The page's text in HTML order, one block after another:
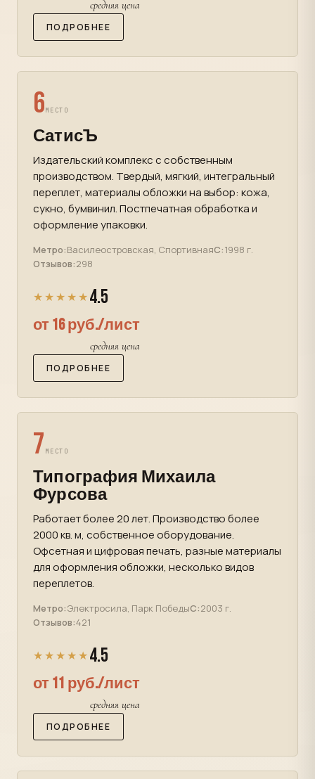
средняя цена
ПОДРОБНЕЕ
6МЕСТО
СатисЪ
Издательский комплекс с собственным
производством. Твердый, мягкий, интегральный
переплет, материалы обложки на выбор: кожа,
сукно, бумвинил. Постпечатная обработка и
оформление упаковки.
Метро:Василеостровская, СпортивнаяС:1998 г.
Отзывов:298
★★★★★ 4.5
от 16 руб./лист
средняя цена
ПОДРОБНЕЕ
7 МЕСТО
Типография Михаила
Фурсова
Работает более 20 лет. Производство более
2000 кв. м, собственное оборудование.
Офсетная и цифровая печать, разные материалы
для оформления обложки, несколько видов
переплетов.
Метро:Электросила, Парк ПобедыС:2003 г.
Отзывов:421
★★★★★ 4.5
от 11 руб./лист
средняя цена
ПОДРОБНЕЕ